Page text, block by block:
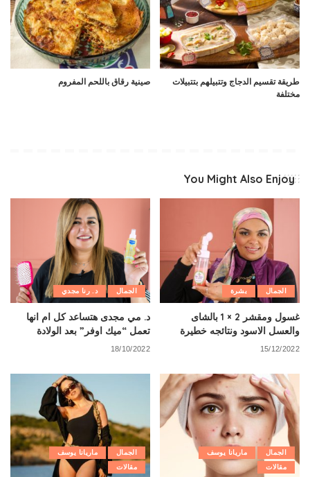
طريقة تقسيم الدجاج وتتبيلهم بتتبيلات
مختلفة
صينية رقاق باللحم المفروم
You Might Also Enjoy
الجمال بشرة
غسول ومقشر 2 × 1 بالشاى
والعسل الاسود ونتائجه خطيرة
15/12/2022
الجمال د. رنا مجدي
د. مي مجدى هتساعد كل ام انها
تعمل “ميك اوفر” بعد الولادة
18/10/2022
الجمال
ماريانا يوسف
مقالات
الجمال
ماريانا يوسف
مقالات